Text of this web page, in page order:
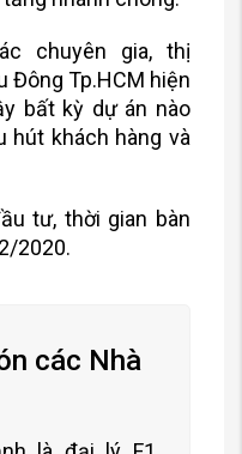
chuyên gia, thị
Đông Tp.HCM hiện
bất kỳ dự án nào
hút khách hàng và
tư, thời gian bàn
2020.
các Nhà